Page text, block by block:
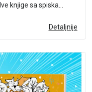
knjige sa spiska
Detaljnije